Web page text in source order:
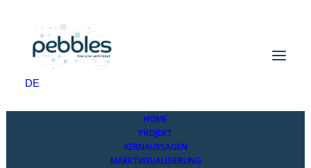
DE
HOME
PROJEKT
KERNAUSSAGEN
MARKTVISUALISIERUNG